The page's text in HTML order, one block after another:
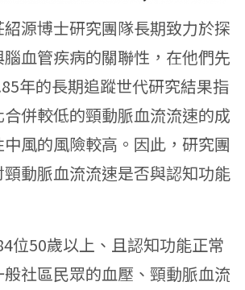
源博士研究團隊長期致力於探
血管疾病的關聯性，在他們先
年的長期追蹤世代研究結果指
併較低的頸動脈血流流速的成
風的風險較高。因此，研究團
動脈血流流速是否與認知功能
位50歲以上、且認知功能正常
般社區民眾的血壓、頸動脈血流